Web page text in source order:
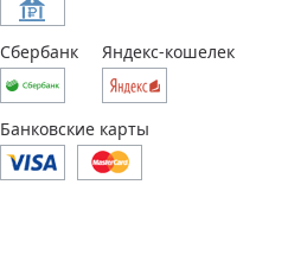
Сбербанк Яндекс-кошелек
Банковские карты